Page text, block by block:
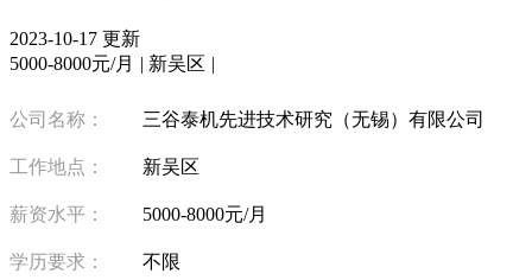
2023-10-17 更新
5000-8000元/月 | 新吴区 |
公司名称： 三谷泰机先进技术研究（无锡）有限公司
工作地点： 新吴区
薪资水平： 5000-8000元/月
学历要求： 不限